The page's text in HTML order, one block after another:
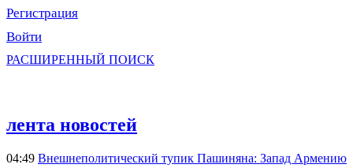
Регистрация
Войти
РАСШИРЕННЫЙ ПОИСК
лента новостей
04:49 Внешнеполитический тупик Пашиняна: Запад Армению